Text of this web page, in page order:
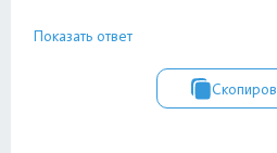
Показать ответ